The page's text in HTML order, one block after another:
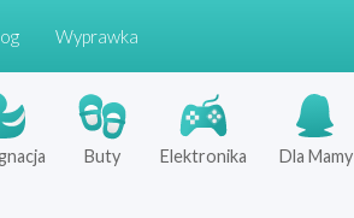
Wyprawka
Buty Elektronika Dla Mamy